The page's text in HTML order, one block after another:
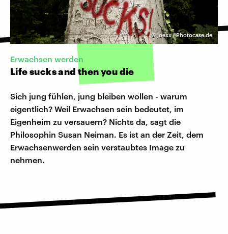
©joexx | Photocase.de
​Erwachsen werden
Life sucks and then you die
Sich jung fühlen, jung bleiben wollen - warum
eigentlich? Weil Erwachsen sein bedeutet, im
Eigenheim zu versauern? Nichts da, sagt die
Philosophin Susan Neiman. Es ist an der Zeit, dem
Erwachsenwerden sein verstaubtes Image zu
nehmen.